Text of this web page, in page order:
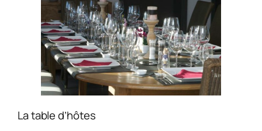
La table d’hôtes